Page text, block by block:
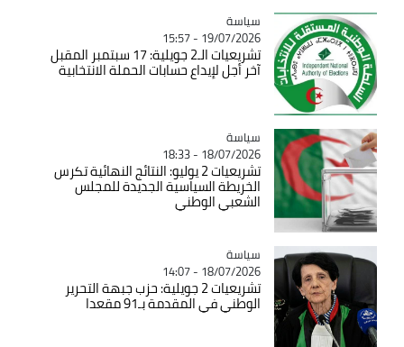
Catégorie
سياسة
19/07/2026 - 15:57
تشريعيات الـ2 جويلية: 17 سبتمبر المقبل
آخر أجل لإيداع حسابات الحملة الانتخابية
Catégorie
سياسة
18/07/2026 - 18:33
تشريعيات 2 يوليو: النتائج النهائية تكرس
الخريطة السياسية الجديدة للمجلس
الشعبي الوطني
Catégorie
سياسة
18/07/2026 - 14:07
تشريعيات 2 جويلية: حزب جبهة التحرير
الوطني في المقدمة بـ91 مقعدا